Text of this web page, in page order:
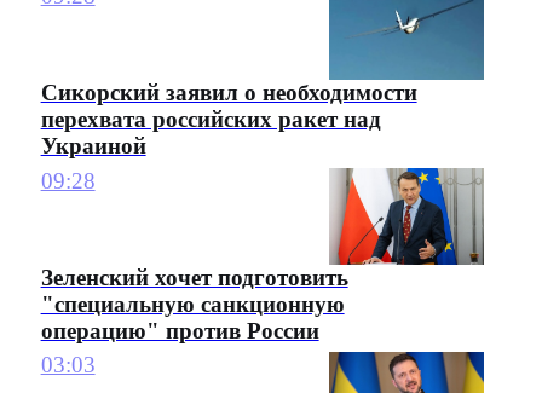
Сикорский заявил о необходимости
перехвата российских ракет над
Украиной
09:28
Зеленский хочет подготовить
"специальную санкционную
операцию" против России
03:03